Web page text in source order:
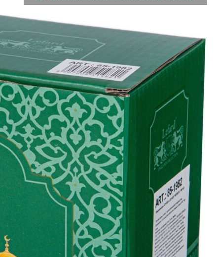
Характеристики
Отзывы0
Вес
0.278 кг
Объем
0.001029 л
Серия
Сура
Производитель
Chaozhou Jinjiada Porcelain Industry Co., Ltd
Материал
фарфор
Страна
Китай
Категория
Кружки
Длина коробки
0,11
Ширина коробки 0,085
Высота коробки
0,11
Lefard
Купить Кружка lefard "мечеть" 300 мл Lefard (85-1982)
Артикул:
85-1982(U)